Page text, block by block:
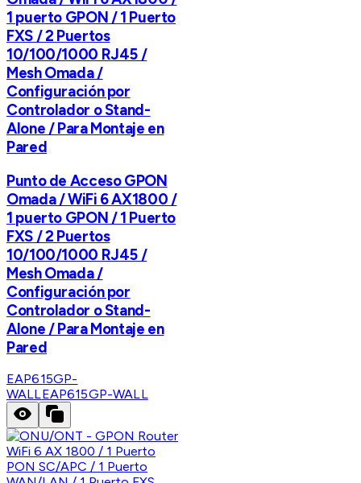
1 puerto GPON / 1 Puerto
FXS / 2 Puertos
10/100/1000 RJ45 /
Mesh Omada /
Configuración por
Controlador o Stand-
Alone / Para Montaje en
Pared
Punto de Acceso GPON
Omada / WiFi 6 AX1800 /
1 puerto GPON / 1 Puerto
FXS / 2 Puertos
10/100/1000 RJ45 /
Mesh Omada /
Configuración por
Controlador o Stand-
Alone / Para Montaje en
Pared
EAP615GP-
WALLEAP615GP-WALL